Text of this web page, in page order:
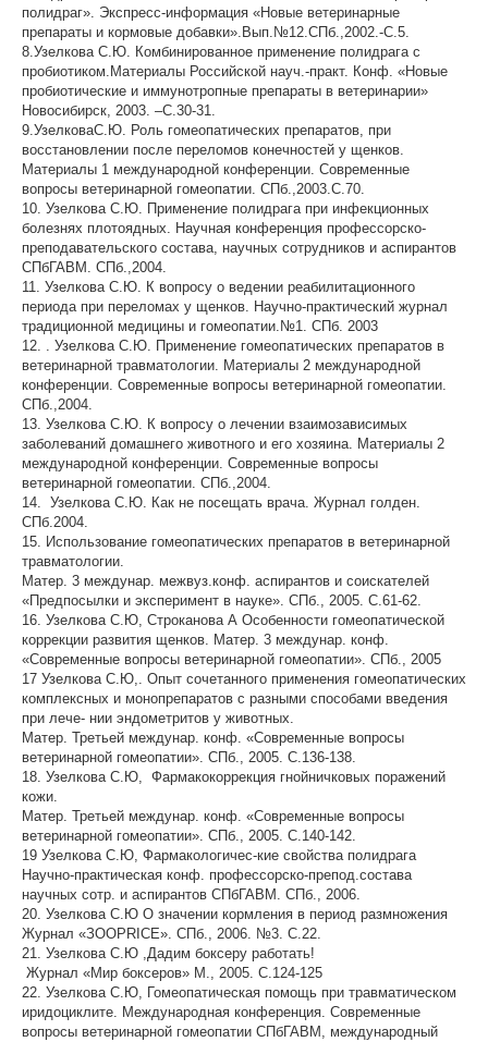
полидраг». Экспресс-информация «Новые ветеринарные
препараты и кормовые добавки».Вып.№12.СПб.,2002.-С.5.
8.Узелкова С.Ю. Комбинированное применение полидрага с
пробиотиком.Материалы Российской науч.-практ. Конф. «Новые
пробиотические и иммунотропные препараты в ветеринарии»
Новосибирск, 2003. –С.30-31.
9.УзелковаС.Ю. Роль гомеопатических препаратов, при
восстановлении после переломов конечностей у щенков.
Материалы 1 международной конференции. Современные
вопросы ветеринарной гомеопатии. СПб.,2003.С.70.
10. Узелкова С.Ю. Применение полидрага при инфекционных
болезнях плотоядных. Научная конференция профессорско-
преподавательского состава, научных сотрудников и аспирантов
СПбГАВМ. СПб.,2004.
11. Узелкова С.Ю. К вопросу о ведении реабилитационного
периода при переломах у щенков. Научно-практический журнал
традиционной медицины и гомеопатии.№1. СПб. 2003
12. . Узелкова С.Ю. Применение гомеопатических препаратов в
ветеринарной травматологии. Материалы 2 международной
конференции. Современные вопросы ветеринарной гомеопатии.
СПб.,2004.
13. Узелкова С.Ю. К вопросу о лечении взаимозависимых
заболеваний домашнего животного и его хозяина. Материалы 2
международной конференции. Современные вопросы
ветеринарной гомеопатии. СПб.,2004.
14. Узелкова С.Ю. Как не посещать врача. Журнал голден.
СПб.2004.
15. Использование гомеопатических препаратов в ветеринарной
травматологии.
Матер. 3 междунар. межвуз.конф. аспирантов и соискателей
«Предпосылки и эксперимент в науке». СПб., 2005. С.61-62.
16. Узелкова С.Ю, Строканова А Особенности гомеопатической
коррекции развития щенков. Матер. 3 междунар. конф.
«Современные вопросы ветеринарной гомеопатии». СПб., 2005
17 Узелкова С.Ю,. Опыт сочетанного применения гомеопатических
комплексных и монопрепаратов с разными способами введения
при лече- нии эндометритов у животных.
Матер. Третьей междунар. конф. «Современные вопросы
ветеринарной гомеопатии». СПб., 2005. С.136-138.
18. Узелкова С.Ю, Фармакокоррекция гнойничковых поражений
кожи.
Матер. Третьей междунар. конф. «Современные вопросы
ветеринарной гомеопатии». СПб., 2005. С.140-142.
19 Узелкова С.Ю, Фармакологичес-кие свойства полидрага
Научно-практическая конф. профессорско-препод.состава
научных сотр. и аспирантов СПбГАВМ. СПб., 2006.
20. Узелкова С.Ю О значении кормления в период размножения
Журнал «ЗООРRICE». СПб., 2006. №3. С.22.
21. Узелкова С.Ю ,Дадим боксеру работать!
Журнал «Мир боксеров» М., 2005. С.124-125
22. Узелкова С.Ю, Гомеопатическая помощь при травматическом
иридоциклите. Международная конференция. Современные
вопросы ветеринарной гомеопатии СПбГАВМ, международный